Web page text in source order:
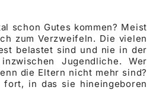
schon Gutes kommen? Meist
zum Verzweifeln. Die vielen
belastet sind und nie in der
Jugendliche. Wer
die Eltern nicht mehr sind?
fort, in das sie hineingeboren